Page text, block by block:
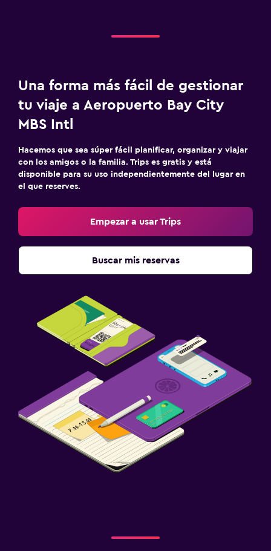
Una forma más fácil de gestionar
tu viaje a Aeropuerto Bay City
MBS Intl
Hacemos que sea súper fácil planificar, organizar y viajar
con los amigos o la familia. Trips es gratis y está
disponible para su uso independientemente del lugar en
el que reserves.
Empezar a usar Trips
Buscar mis reservas